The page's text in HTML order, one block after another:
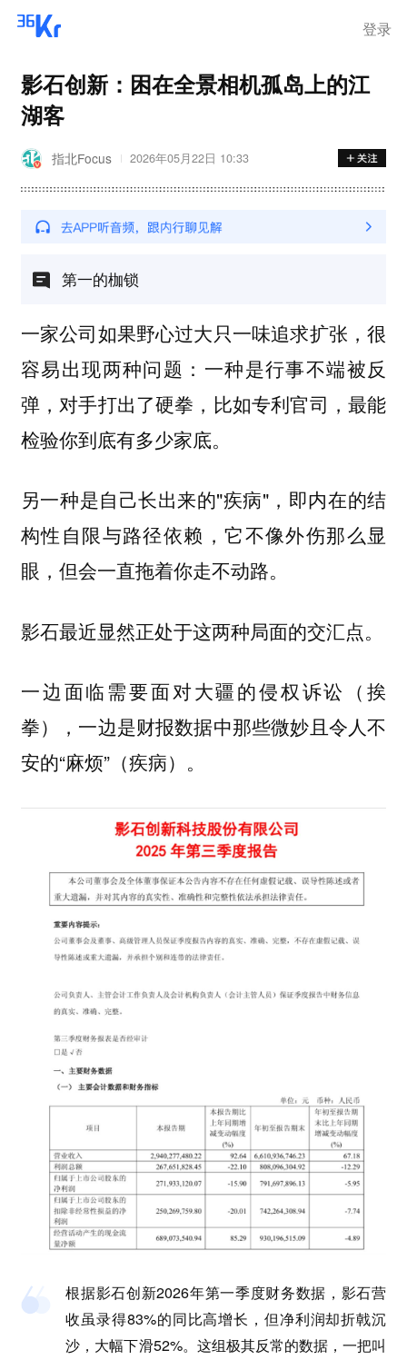
登录
影石创新：困在全景相机孤岛上的江
湖客
指北Focus 2026年05月22日 10:33
第一的枷锁
一家公司如果野心过大只一味追求扩张，很
容易出现两种问题：一种是行事不端被反
弹，对手打出了硬拳，比如专利官司，最能
检验你到底有多少家底。
另一种是自己长出来的"疾病"，即内在的结
构性自限与路径依赖，它不像外伤那么显
眼，但会一直拖着你走不动路。
影石最近显然正处于这两种局面的交汇点。
一边面临需要面对大疆的侵权诉讼（挨
拳），一边是财报数据中那些微妙且令人不
安的“麻烦”（疾病）。
根据影石创新2026年第一季度财务数据，影石营
收虽录得83%的同比高增长，但净利润却折戟沉
沙，大幅下滑52%。这组极其反常的数据，一把叫